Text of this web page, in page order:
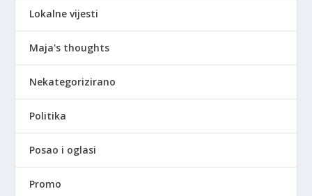
Lokalne vijesti
Maja's thoughts
Nekategorizirano
Politika
Posao i oglasi
Promo